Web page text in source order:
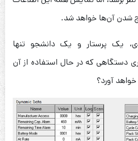
شدن آن‌ها خواهد شد.
یک پرستار و یک دانشجو تنها
دستگاهی که در حال استفاده از آن
آورد؟